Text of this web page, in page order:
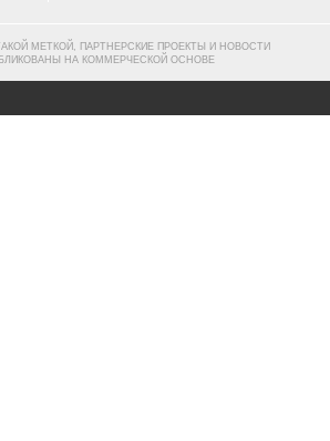
МЕТКОЙ, ПАРТНЕРСКИЕ ПРОЕКТЫ И НОВОСТИ
НА КОММЕРЧЕСКОЙ ОСНОВЕ